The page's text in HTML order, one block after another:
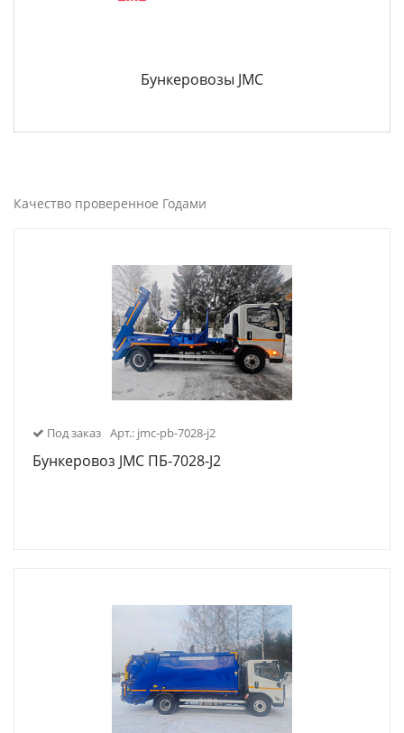
Бункеровозы JMC
Качество проверенное Годами
Под заказ Арт.: jmc-pb-7028-j2
Бункеровоз JMC ПБ-7028-J2